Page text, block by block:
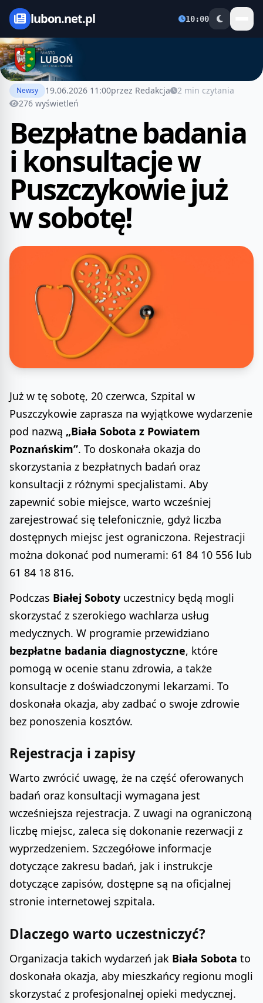
lubon.net.pl 10:00
Newsy 19.06.2026 11:00przez Redakcja
2 min czytania
276 wyświetleń
Bezpłatne badania
i konsultacje w
Puszczykowie już
w sobotę!
Już w tę sobotę, 20 czerwca, Szpital w
Puszczykowie zaprasza na wyjątkowe wydarzenie
pod nazwą „Biała Sobota z Powiatem
Poznańskim”. To doskonała okazja do
skorzystania z bezpłatnych badań oraz
konsultacji z różnymi specjalistami. Aby
zapewnić sobie miejsce, warto wcześniej
zarejestrować się telefonicznie, gdyż liczba
dostępnych miejsc jest ograniczona. Rejestracji
można dokonać pod numerami: 61 84 10 556 lub
61 84 18 816.
Podczas Białej Soboty uczestnicy będą mogli
skorzystać z szerokiego wachlarza usług
medycznych. W programie przewidziano
bezpłatne badania diagnostyczne, które
pomogą w ocenie stanu zdrowia, a także
konsultacje z doświadczonymi lekarzami. To
doskonała okazja, aby zadbać o swoje zdrowie
bez ponoszenia kosztów.
Rejestracja i zapisy
Warto zwrócić uwagę, że na część oferowanych
badań oraz konsultacji wymagana jest
wcześniejsza rejestracja. Z uwagi na ograniczoną
liczbę miejsc, zaleca się dokonanie rezerwacji z
wyprzedzeniem. Szczegółowe informacje
dotyczące zakresu badań, jak i instrukcje
dotyczące zapisów, dostępne są na oficjalnej
stronie internetowej szpitala.
Dlaczego warto uczestniczyć?
Organizacja takich wydarzeń jak Biała Sobota to
doskonała okazja, aby mieszkańcy regionu mogli
skorzystać z profesjonalnej opieki medycznej.